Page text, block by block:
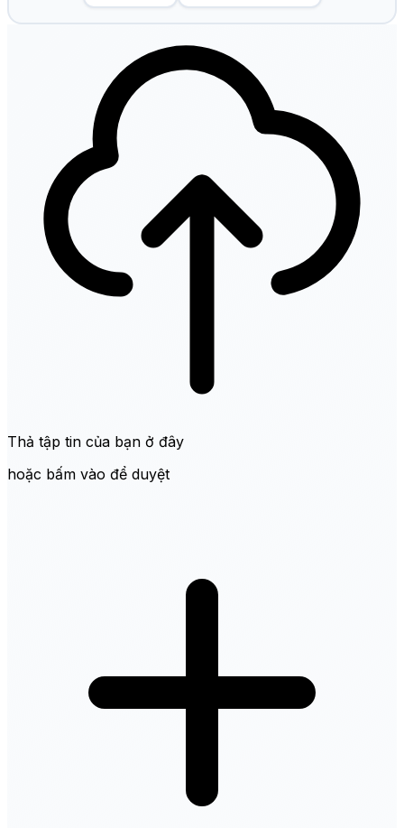
Thả tập tin của bạn ở đây
hoặc bấm vào để duyệt